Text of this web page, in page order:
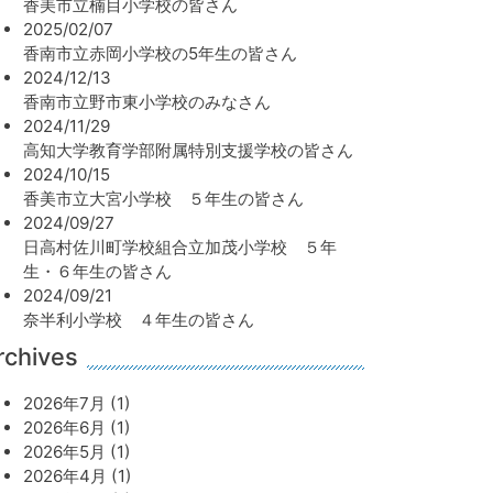
香美市立楠目小学校の皆さん
2025/02/07
香南市立赤岡小学校の5年生の皆さん
2024/12/13
香南市立野市東小学校のみなさん
2024/11/29
高知大学教育学部附属特別支援学校の皆さん
2024/10/15
香美市立大宮小学校 ５年生の皆さん
2024/09/27
日高村佐川町学校組合立加茂小学校 ５年
生・６年生の皆さん
2024/09/21
奈半利小学校 ４年生の皆さん
2026年7月 (1)
2026年6月 (1)
2026年5月 (1)
2026年4月 (1)